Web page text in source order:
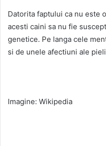
Datorita faptului ca nu este
acesti caini sa nu fie
genetice. Pe langa cele
si de unele afectiuni ale
Imagine: Wikipedia